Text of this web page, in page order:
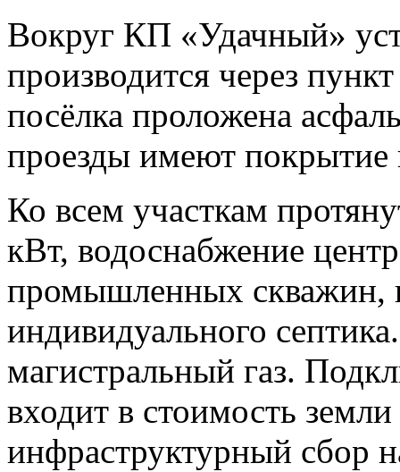
Вокруг КП «Удачный»
производится через
посёлка проложена
проезды имеют покрытие
Ко всем участкам
кВт, водоснабжение
промышленных скважин,
индивидуального
магистральный газ.
входит в стоимость
инфраструктурный сбор